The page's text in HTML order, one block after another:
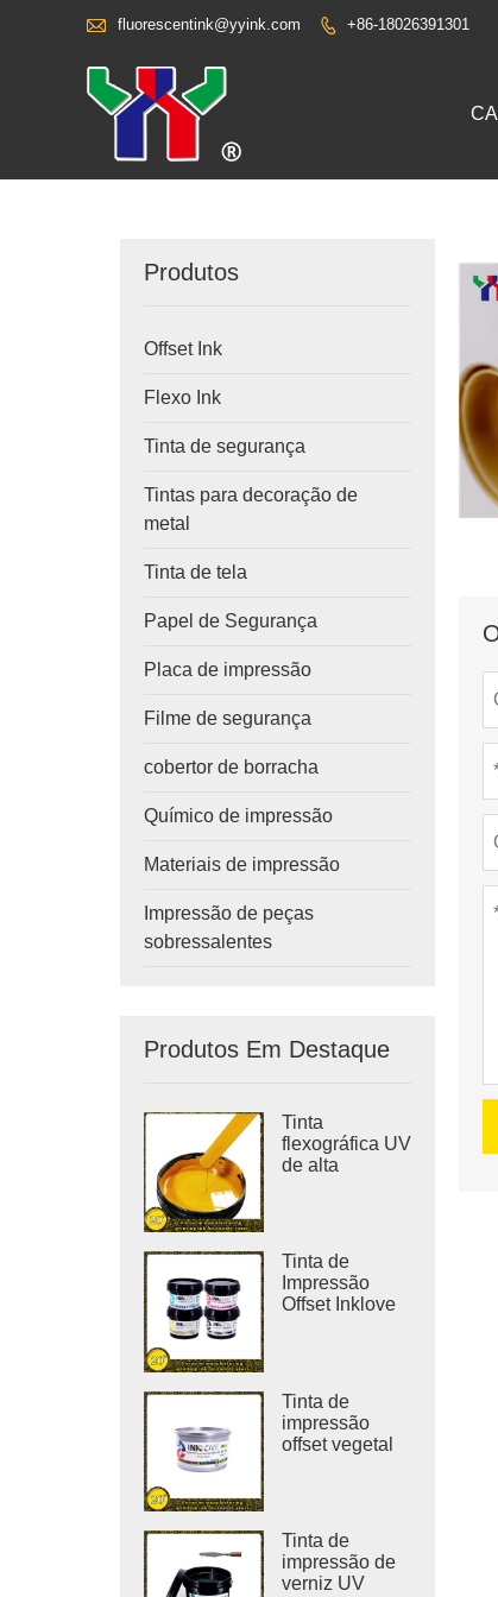
 fluorescentink@yyink.com  +86-18026391301
Produtos
Offset Ink
Flexo Ink
Tinta de segurança
Tintas para decoração de
metal
Tinta de tela
Papel de Segurança
Placa de impressão
Filme de segurança
cobertor de borracha
Químico de impressão
Materiais de impressão
Impressão de peças
sobressalentes
Produtos Em Destaque
Tinta
flexográfica UV
de alta
etiquetas
adesivas
Tinta de
Impressão
Offset Inklove
Tinta de
impressão
offset vegetal
Tinta de
impressão de
verniz UV